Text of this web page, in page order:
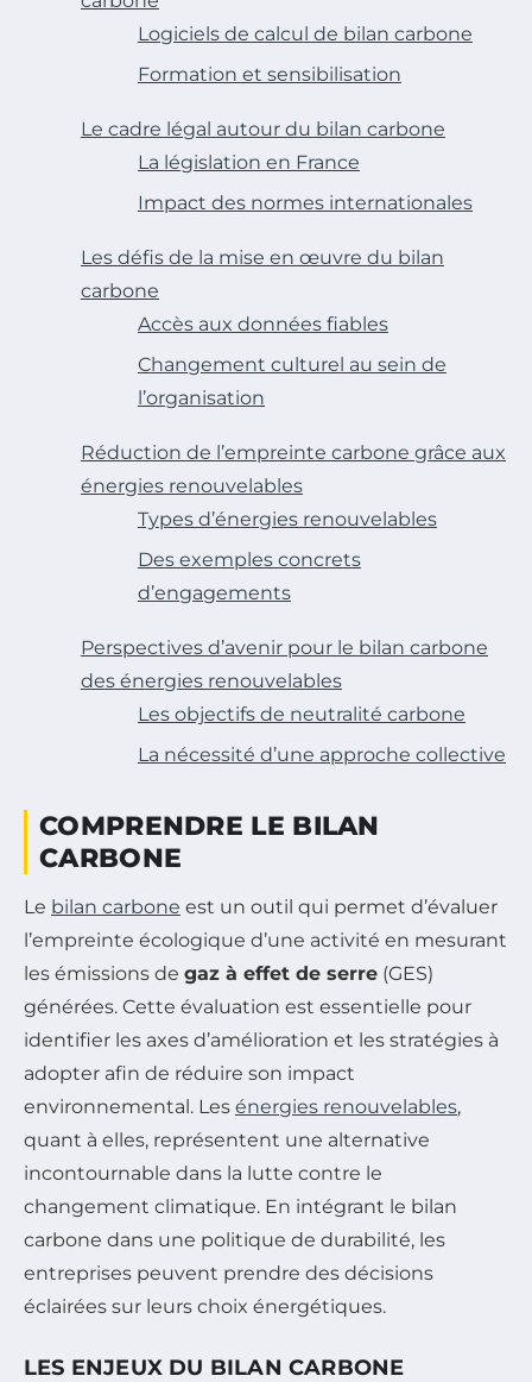
Logiciels de calcul de bilan carbone
Formation et sensibilisation
Le cadre légal autour du bilan carbone
La législation en France
Impact des normes internationales
Les défis de la mise en œuvre du bilan
carbone
Accès aux données fiables
Changement culturel au sein de
l’organisation
Réduction de l’empreinte carbone grâce aux
énergies renouvelables
Types d’énergies renouvelables
Des exemples concrets
d’engagements
Perspectives d’avenir pour le bilan carbone
des énergies renouvelables
Les objectifs de neutralité carbone
La nécessité d’une approche collective
COMPRENDRE LE BILAN
CARBONE
Le bilan carbone est un outil qui permet d’évaluer
l’empreinte écologique d’une activité en mesurant
les émissions de gaz à effet de serre (GES)
générées. Cette évaluation est essentielle pour
identifier les axes d’amélioration et les stratégies à
adopter afin de réduire son impact
environnemental. Les énergies renouvelables,
quant à elles, représentent une alternative
incontournable dans la lutte contre le
changement climatique. En intégrant le bilan
carbone dans une politique de durabilité, les
entreprises peuvent prendre des décisions
éclairées sur leurs choix énergétiques.
LES ENJEUX DU BILAN CARBONE